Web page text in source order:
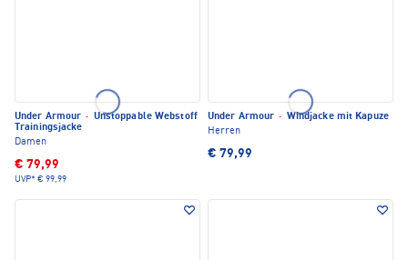
Under Armour · Unstoppable Webstoff
Trainingsjacke
Damen
€ 79,99
UVP* € 99,99
Under Armour · Windjacke mit Kapuze
Herren
€ 79,99